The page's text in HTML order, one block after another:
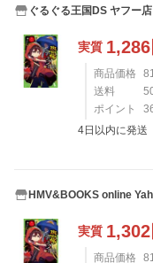
ぐるぐる王国DS ヤフー店
実質 1,286
商品価格
送料
ポイント
4日以内に発送
HMV&BOOKS online
実質 1,302
商品価格